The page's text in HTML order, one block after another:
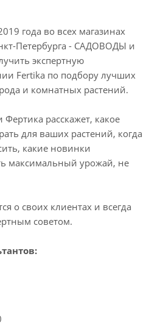
года во всех магазинах
Петербурга - САДОВОДЫ и
экспертную
Fertika по подбору лучших
и комнатных растений.
расскажет, какое
для ваших растений, когда
какие новинки
максимальный урожай, не
о своих клиентах и всегда
советом.